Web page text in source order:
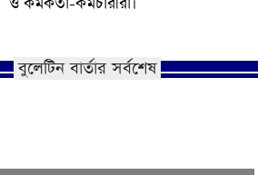
বুলেটিন বার্তার সর্বশেষ